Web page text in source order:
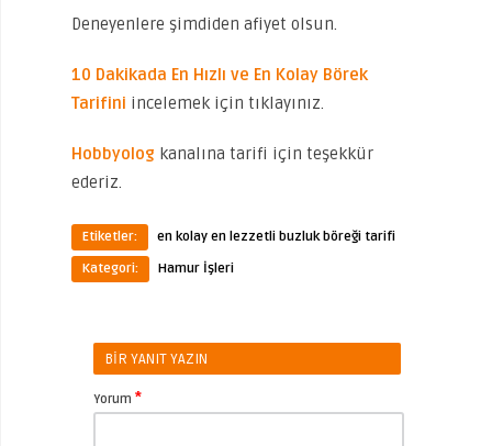
Deneyenlere şimdiden afiyet olsun.
10 Dakikada En Hızlı ve En Kolay Börek
Tarifini incelemek için tıklayınız.
Hobbyolog kanalına tarifi için teşekkür
ederiz.
Etiketler:
en kolay en lezzetli buzluk böreği tarifi
Kategori:
Hamur İşleri
BIR YANIT YAZIN
Yorum *